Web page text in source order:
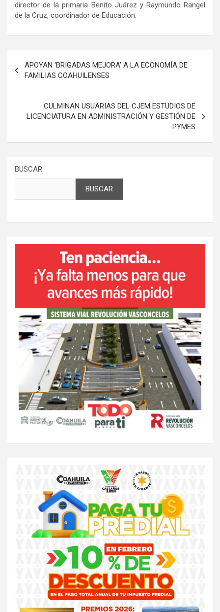
director de la primaria Benito Juárez y Raymundo Rangel
de la Cruz, coordinador de Educación.
de
entradas
APOYAN ‘BRIGADAS MEJORA’ A LA ECONOMÍA DE
FAMILIAS COAHUILENSES
CULMINAN USUARIAS DEL CJEM ESTUDIOS DE
LICENCIATURA EN ADMINISTRACIÓN Y GESTIÓN DE
PYMES
BUSCAR
BUSCAR